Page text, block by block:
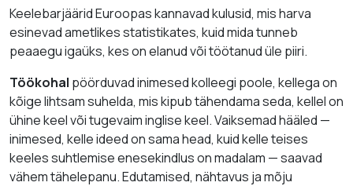
Keelebarjäärid Euroopas kannavad kulusid, mis harva
esinevad ametlikes statistikates, kuid mida tunneb
peaaegu igaüks, kes on elanud või töötanud üle piiri.
Töökohal pöörduvad inimesed kolleegi poole, kellega on
kõige lihtsam suhelda, mis kipub tähendama seda, kellel on
ühine keel või tugevaim inglise keel. Vaiksemad hääled —
inimesed, kelle ideed on sama head, kuid kelle teises
keeles suhtlemise enesekindlus on madalam — saavad
vähem tähelepanu. Edutamised, nähtavus ja mõju